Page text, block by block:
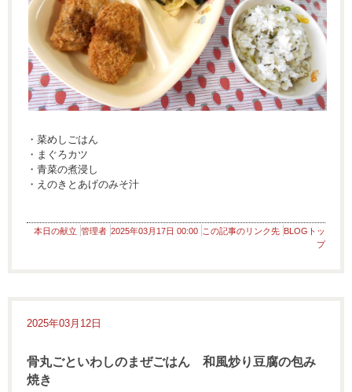
・菜めしごはん
・まぐろカツ
・青菜の煮浸し
・えのきとあげのみそ汁
本日の献立 管理者 2025年03月17日 00:00 この記事のリンク先 BLOGトッ
プ
2025年03月12日
骨丸ごといわしのまぜごはん 和風炒り豆腐の包み
焼き